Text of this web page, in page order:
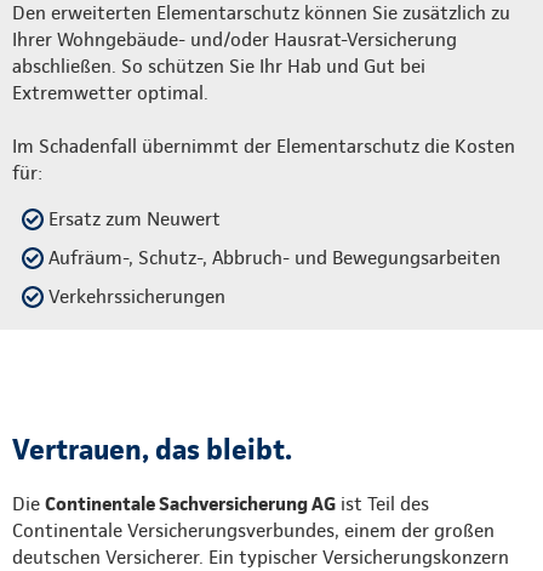
Den erweiterten Elementarschutz können Sie zusätzlich zu
Ihrer Wohngebäude- und/oder Hausrat-Versicherung
abschließen. So schützen Sie Ihr Hab und Gut bei
Extremwetter optimal.
Im Schadenfall übernimmt der Elementarschutz die Kosten
für:
Ersatz zum Neuwert
Aufräum-, Schutz-, Abbruch- und Bewegungsarbeiten
Verkehrssicherungen
Vertrauen, das bleibt.
Die Continentale Sachversicherung AG ist Teil des
Continentale Versicherungsverbundes, einem der großen
deutschen Versicherer. Ein typischer Versicherungskonzern